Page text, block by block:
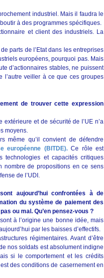
industriel. Mais il faudra le
à des programmes spécifiques.
et client des industriels. La
parts de l’Etat dans les entreprises
européens, pourquoi pas. Mais
d’actionnaires stables, ne puissent
l’autre veiller à ce que ces groupes
de trouver cette expression
et de sécurité de l’UE n’a
moyens.
même qu’il convient de défendre
européenne (BITDE).Ce rôle est
technologies et capacités critiques
nombre de propositions en ce sens
de l’UDI.
aujourd’hui confrontées à de
du système de paiement des
ou mal. Qu’en pensez-vous ?
à l’origine une bonne idée, mais
par les baisses d’effectifs.
régimentaires. Avant d’être
nos soldats est absolument indigne
si le comportement et les crédits
des conditions de casernement en